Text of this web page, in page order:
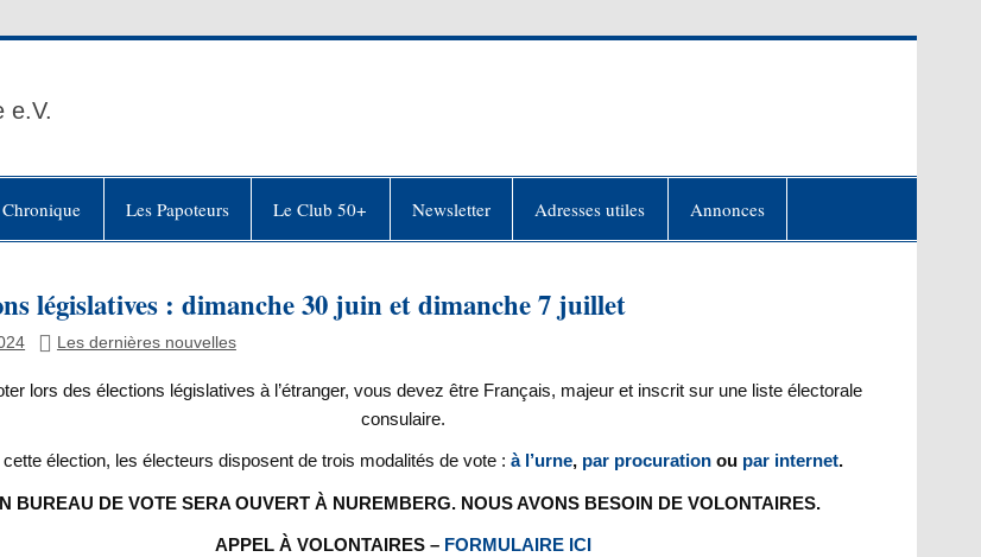
e.V.
Les Papoteurs Le Club 50+ Newsletter Adresses utiles Annonces
législatives : dimanche 30 juin et dimanche 7 juillet
Les dernières nouvelles
lors des élections législatives à l’étranger, vous devez être Français, majeur et inscrit sur une liste électorale
consulaire.
cette élection, les électeurs disposent de trois modalités de vote : à l’urne, par procuration ou par internet.
BUREAU DE VOTE SERA OUVERT À NUREMBERG. NOUS AVONS BESOIN DE VOLONTAIRES.
APPEL À VOLONTAIRES – FORMULAIRE ICI